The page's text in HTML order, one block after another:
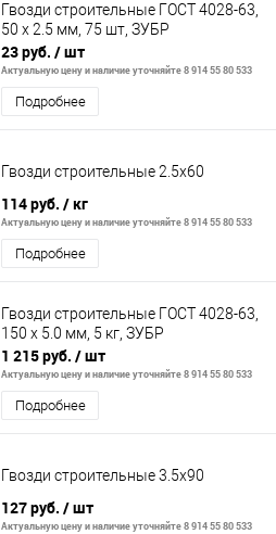
Гвозди строительные ГОСТ 4028-63,
50 х 2.5 мм, 75 шт, ЗУБР
23 руб. / шт
Актуальную цену и наличие уточняйте 8 914 55 80 533
Подробнее
Гвозди строительные 2.5х60
114 руб. / кг
Актуальную цену и наличие уточняйте 8 914 55 80 533
Подробнее
Гвозди строительные ГОСТ 4028-63,
150 х 5.0 мм, 5 кг, ЗУБР
1 215 руб. / шт
Актуальную цену и наличие уточняйте 8 914 55 80 533
Подробнее
Гвозди строительные 3.5х90
127 руб. / шт
Актуальную цену и наличие уточняйте 8 914 55 80 533